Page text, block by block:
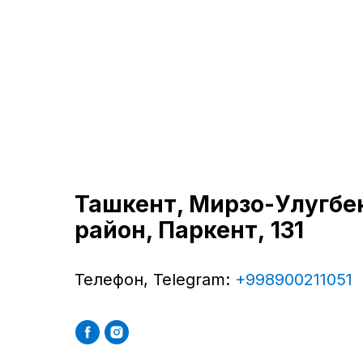
Ташкент, ​Мирзо-
район, Паркент, 131
Телефон, Telegram: +998900211051